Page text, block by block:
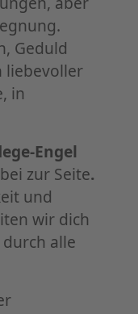
Geduld
liebevoller
in
Engel
zur Seite.
und
wir dich
alle